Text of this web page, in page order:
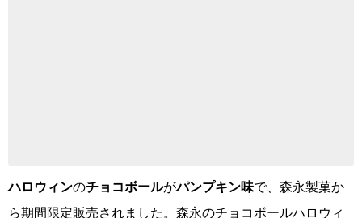
ハロウィンのチョコボールがパンプキン味で、森永製菓か
ら期間限定販売されました。森永のチョコボールハロウィ